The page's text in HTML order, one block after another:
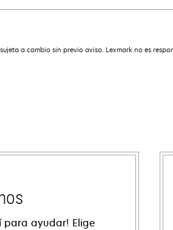
a cambio sin previo aviso. Lexmark no es
para ayudar! Elige